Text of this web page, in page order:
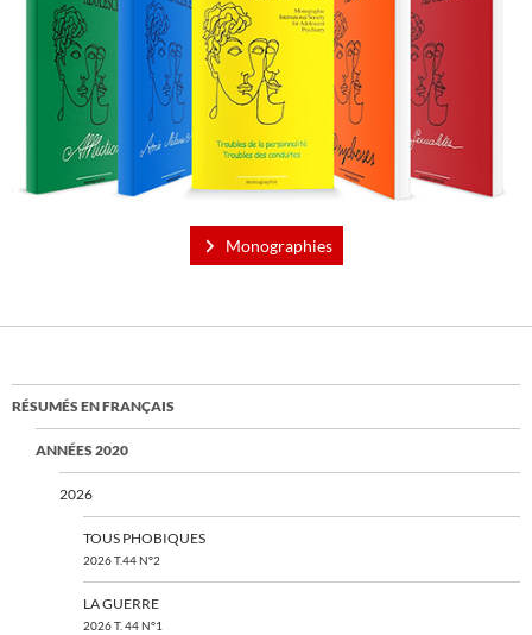
Monographies
RÉSUMÉS EN FRANÇAIS
ANNÉES 2020
2026
TOUS PHOBIQUES
2026 T.44 N°2
LA GUERRE
2026 T. 44 N°1